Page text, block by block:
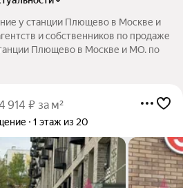
у станции Плющево в Москве и
и собственников по продаже
Плющево в Москве и МО. по
914 ₽ за м²
1 этаж из 20